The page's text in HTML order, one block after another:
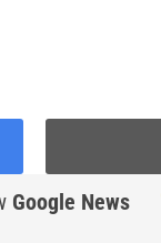
Google News